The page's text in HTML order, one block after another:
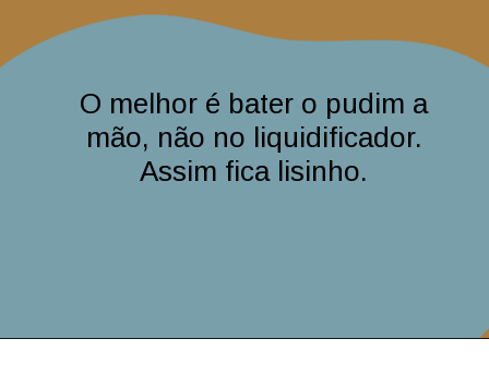
O melhor é bater o pudim a
mão, não no liquidificador.
Assim fica lisinho.